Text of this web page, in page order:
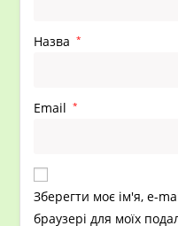
Назва *
Email *
Зберегти моє ім'я, e-
браузері для моїх